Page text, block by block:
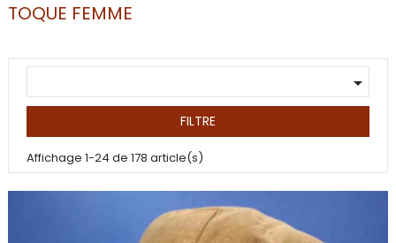
TOQUE FEMME

FILTRE
Affichage 1-24 de 178 article(s)